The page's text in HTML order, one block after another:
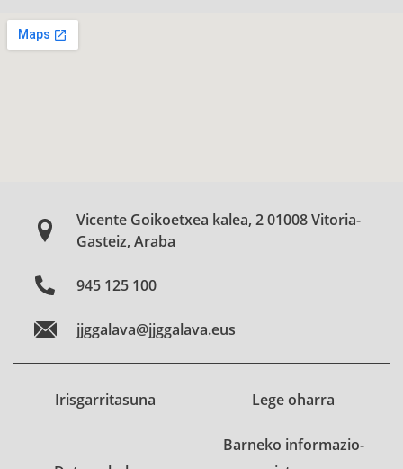
Vicente Goikoetxea kalea, 2 01008 Vitoria-
Gasteiz, Araba
945 125 100
jjggalava@jjggalava.eus
Irisgarritasuna Lege oharra
Barneko informazio-